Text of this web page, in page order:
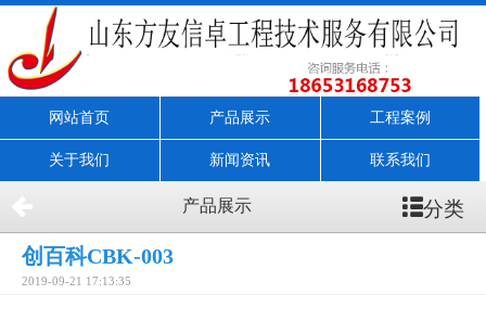
网站首页 产品展示 工程案例
关于我们 新闻资讯 联系我们
产品展示 分类
创百科CBK-003
2019-09-21 17:13:35